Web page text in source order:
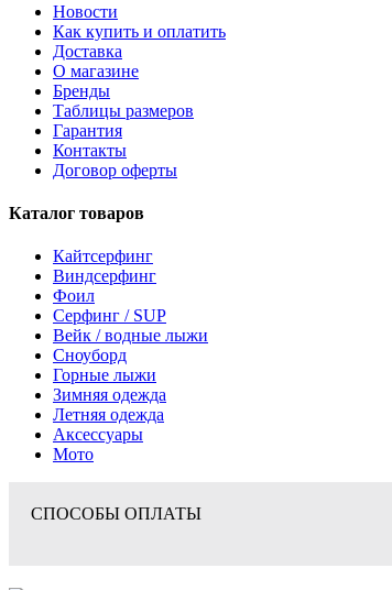
Новости
Как купить и оплатить
Доставка
О магазине
Бренды
Таблицы размеров
Гарантия
Контакты
Договор оферты
Каталог товаров
Кайтсерфинг
Виндсерфинг
Фоил
Серфинг / SUP
Вейк / водные лыжи
Сноуборд
Горные лыжи
Зимняя одежда
Летняя одежда
Аксессуары
Мото
СПОСОБЫ ОПЛАТЫ